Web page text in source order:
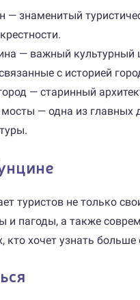
— знаменитый
— важный культурный
с историей
— старинный
— одна из главных
туристов не только
и пагоды, а также
кто хочет узнать